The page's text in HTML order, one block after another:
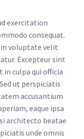
exercitation
consequat.
voluptate velit
Excepteur sint
culpa qui officia
ut perspiciatis
accusantium
eaque ipsa
architecto beatae
unde omnis